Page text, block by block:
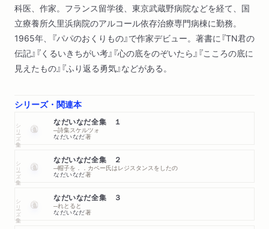
科医、作家。フランス留学後、東京武蔵野病院などを経て、国
立療養所久里浜病院のアルコール依存治療専門病棟に勤務。
1965年、『パパのおくりもの』で作家デビュー。著書に『TN君の
伝記』『くるいきちがい考』『心の底をのぞいたら』『こころの底に
見えたもの』『ふり返る勇気』などがある。
シリーズ・関連本
シリーズ・全集 なだいなだ全集 １
─詩集スケルツォ
なだいなだ著
シリーズ・全集 なだいなだ全集 ２
─帽子を．．カペー氏はレジスタンスをしたの
なだいなだ著
シリーズ・全集 なだいなだ全集 ３
─れとると
なだいなだ著